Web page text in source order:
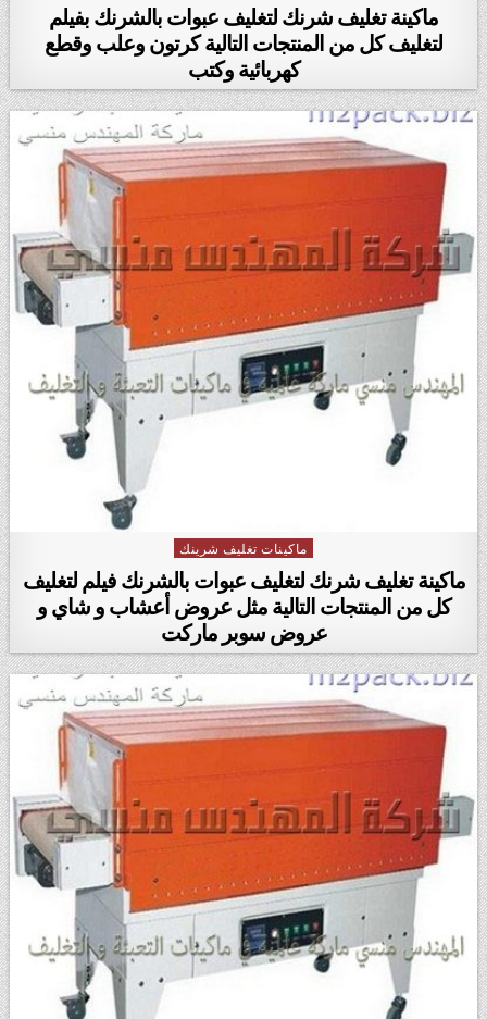
ماكينة تغليف شرنك لتغليف عبوات بالشرنك بفيلم
لتغليف كل من المنتجات التالية كرتون وعلب وقطع
كهربائية وكتب
Posted in
ماكينات تغليف شرينك
ماكينة تغليف شرنك لتغليف عبوات بالشرنك فيلم لتغليف
كل من المنتجات التالية مثل عروض أعشاب و شاي و
عروض سوبر ماركت